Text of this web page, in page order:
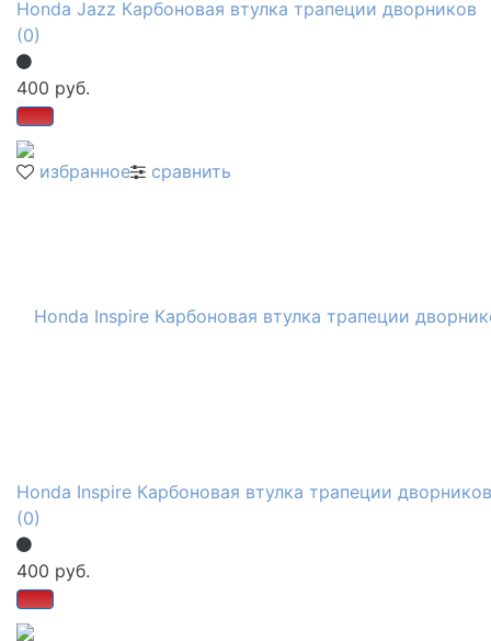
избранное сравнить
Honda Jazz Карбоновая втулка трапеции дворников
(0)
400 руб.
Honda Inspire Карбоновая втулка трапеции дворников
(0)
400 руб.